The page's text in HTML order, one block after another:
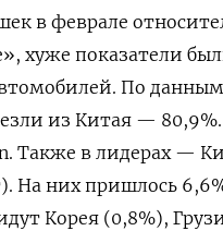
в феврале
хуже показатели
По
из Китая —
Также в лидерах —
На них пришлось
Корея (0,8%),